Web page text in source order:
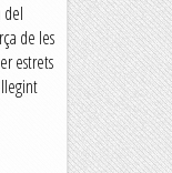
del
de les
estrets